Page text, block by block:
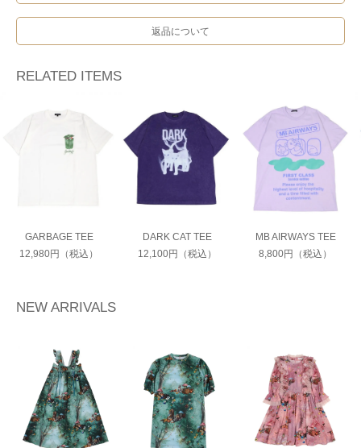
返品について
RELATED ITEMS
GARBAGE TEE
12,980円（税込）
DARK CAT TEE
12,100円（税込）
MB AIRWAYS TEE
8,800円（税込）
NEW ARRIVALS